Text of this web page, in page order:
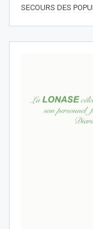
SECOURS DES